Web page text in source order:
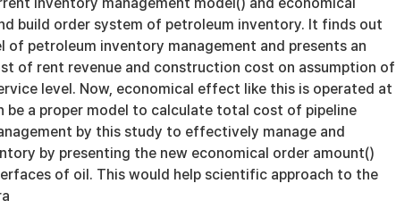
build order system of petroleum inventory. It finds out
of petroleum inventory management and presents an
of rent revenue and construction cost on assumption of
level. Now, economical effect like this is operated at
be a proper model to calculate total cost of pipeline
by this study to effectively manage and
by presenting the new economical order amount()
of oil. This would help scientific approach to the